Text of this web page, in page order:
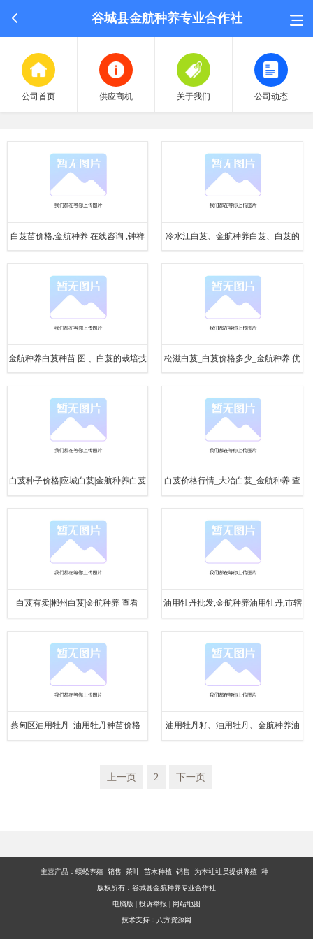
谷城县金航种养专业合作社
公司首页 供应商机 关于我们 公司动态
荣誉认证
白芨苗价格,金航种养 在线咨询 ,钟祥 冷水江白芨、金航种养白芨、白芨的
金航种养白芨种苗 图 、白芨的栽培技 松滋白芨_白芨价格多少_金航种养 优
白芨种子价格|应城白芨|金航种养白芨 白芨价格行情_大冶白芨_金航种养 查
白芨有卖|郴州白芨|金航种养 查看 油用牡丹批发,金航种养油用牡丹,市辖
蔡甸区油用牡丹_油用牡丹种苗价格_ 油用牡丹籽、油用牡丹、金航种养油
上一页 2 下一页
主营产品： 蜈蚣养殖 销售 茶叶 苗木种植 销售 为本社社员提供养殖 种
版权所有：谷城县金航种养专业合作社
电脑版 | 投诉举报 | 网站地图
技术支持： 八方资源网